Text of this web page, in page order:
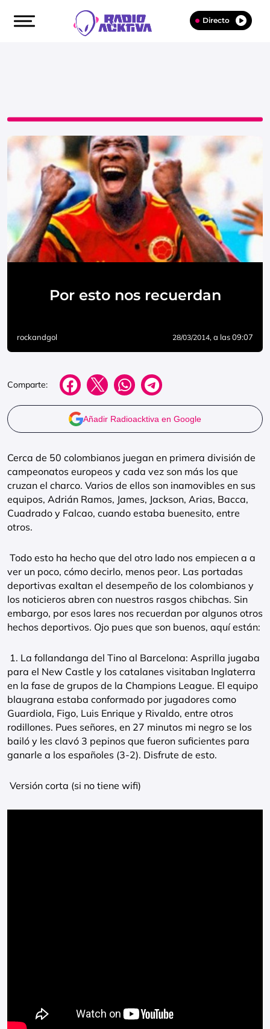
Directo
Por esto nos recuerdan
rockandgol 28/03/2014, a las 09:07
Comparte:
Añadir Radioacktiva en Google
Cerca de 50 colombianos juegan en primera división de
campeonatos europeos y cada vez son más los que
cruzan el charco. Varios de ellos son inamovibles en sus
equipos, Adrián Ramos, James, Jackson, Arias, Bacca,
Cuadrado y Falcao, cuando estaba buenesito, entre
otros.
Todo esto ha hecho que del otro lado nos empiecen a a
ver un poco, cómo decirlo, menos peor. Las portadas
deportivas exaltan el desempeño de los colombianos y
los noticieros abren con nuestros rasgos chibchas. Sin
embargo, por esos lares nos recuerdan por algunos otros
hechos deportivos. Ojo pues que son buenos, aquí están:
1. La follandanga del Tino al Barcelona: Asprilla jugaba
para el New Castle y los catalanes visitaban Inglaterra
en la fase de grupos de la Champions League. El equipo
blaugrana estaba conformado por jugadores como
Guardiola, Figo, Luis Enrique y Rivaldo, entre otros
rodillones. Pues señores, en 27 minutos mi negro se los
bailó y les clavó 3 pepinos que fueron suficientes para
ganarle a los españoles (3-2). Disfrute de esto.
Versión corta (si no tiene wifi)